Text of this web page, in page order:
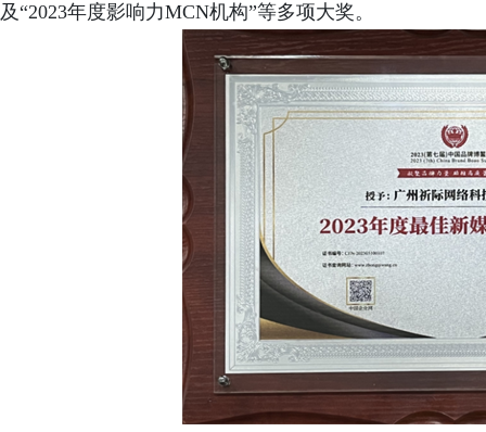
及“2023年度影响力MCN机构”等多项大奖。